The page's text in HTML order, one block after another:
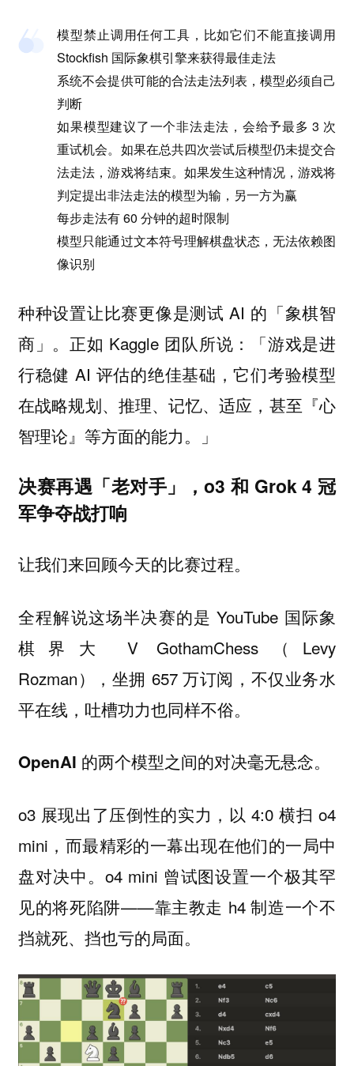
模型禁止调用任何工具，比如它们不能直接调用
Stockfish 国际象棋引擎来获得最佳走法
系统不会提供可能的合法走法列表，模型必须自己
判断
如果模型建议了一个非法走法，会给予最多 3 次
重试机会。如果在总共四次尝试后模型仍未提交合
法走法，游戏将结束。如果发生这种情况，游戏将
判定提出非法走法的模型为输，另一方为赢
每步走法有 60 分钟的超时限制
模型只能通过文本符号理解棋盘状态，无法依赖图
像识别
种种设置让比赛更像是测试 AI 的「象棋智
商」。正如 Kaggle 团队所说：「游戏是进
行稳健 AI 评估的绝佳基础，它们考验模型
在战略规划、推理、记忆、适应，甚至『心
智理论』等方面的能力。」
决赛再遇「老对手」，o3 和 Grok 4 冠
军争夺战打响
让我们来回顾今天的比赛过程。
全程解说这场半决赛的是 YouTube 国际象
棋界大 V GothamChess（Levy
Rozman），坐拥 657 万订阅，不仅业务水
平在线，吐槽功力也同样不俗。
OpenAI 的两个模型之间的对决毫无悬念。
o3 展现出了压倒性的实力，以 4:0 横扫 o4
mini，而最精彩的一幕出现在他们的一局中
盘对决中。o4 mini 曾试图设置一个极其罕
见的将死陷阱——靠主教走 h4 制造一个不
挡就死、挡也亏的局面。